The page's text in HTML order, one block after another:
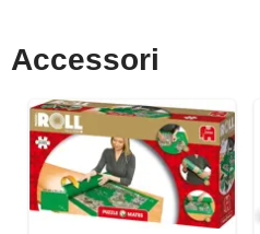
Accessori